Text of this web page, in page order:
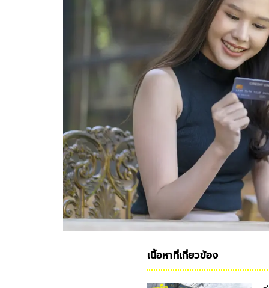
เนื้อหาที่เกี่ยวข้อง